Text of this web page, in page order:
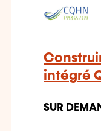
intégré
SUR